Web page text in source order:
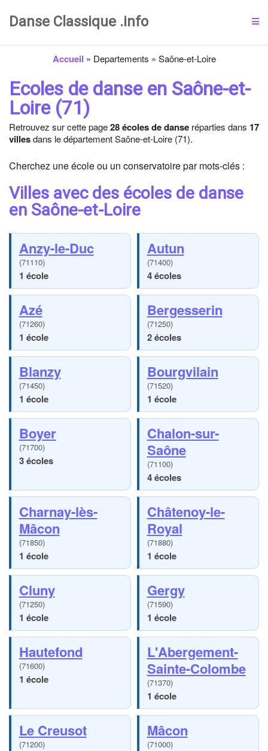
Danse Classique .info
Accueil » Departements » Saône-et-Loire
Ecoles de danse en Saône-et-
Loire (71)
Retrouvez sur cette page28 écoles de danse réparties dans 17
villesdans le département Saône-et-Loire (71).
Cherchez une école ou un conservatoire par mots-clés :
Villes avec des écoles de danse
en Saône-et-Loire
Anzy-le-Duc
(71110)
1 école
Autun
(71400)
4 écoles
Azé
(71260)
1 école
Bergesserin
(71250)
2 écoles
Blanzy
(71450)
1 école
Bourgvilain
(71520)
1 école
Boyer
(71700)
3 écoles
Chalon-sur-
Saône
(71100)
4 écoles
Charnay-lès-
Mâcon
(71850)
1 école
Châtenoy-le-
Royal
(71880)
1 école
Cluny
(71250)
1 école
Gergy
(71590)
1 école
Hautefond
(71600)
1 école
L'Abergement-
Sainte-Colombe
(71370)
1 école
Le Creusot
(71200)
Mâcon
(71000)